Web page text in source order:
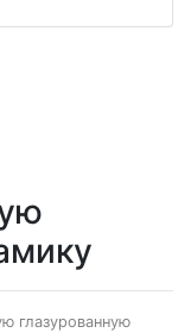
глазурованную